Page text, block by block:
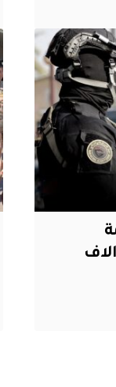
إلكترونية عطّلت الإنترنت عن 6 الاف